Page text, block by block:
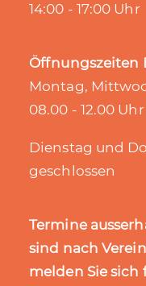
14:00 - 17:00 Uhr
Öffnungszeiten
Montag,
08.00 - 12.00
Dienstag und
geschlossen
Termine
sind nach
melden Sie sich